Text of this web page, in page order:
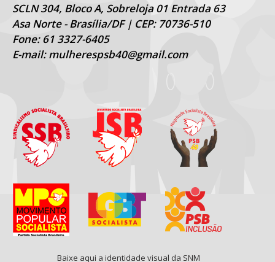
SCLN 304, Bloco A, Sobreloja 01 Entrada 63
Asa Norte - Brasília/DF | CEP: 70736-510
Fone: 61 3327-6405
E-mail: mulherespsb40@gmail.com
Baixe aqui a identidade visual da SNM